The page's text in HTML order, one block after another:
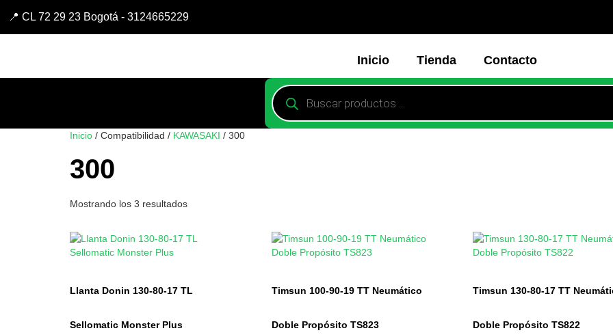
📍 CL 72 29 23 Bogotá - 3124665229
Inicio Tienda Contacto
Inicio / Compatibilidad / KAWASAKI / 300
300
Mostrando los 3 resultados
Llanta Donin 130-80-17 TL
Sellomatic Monster Plus
Timsun 100-90-19 TT Neumático
Doble Propósito TS823
Timsun 130-80-17 TT
Doble Propósito TS822